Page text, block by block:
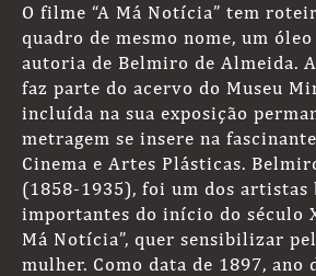
O filme “A Má Notícia” tem
quadro de mesmo nome, um
autoria de Belmiro de Almeida.
faz parte do acervo do Museu
incluída na sua exposição
metragem se insere na
Cinema e Artes Plásticas.
(1858-1935), foi um dos
importantes do início do século
Má Notícia”, quer sensibilizar
mulher. Como data de 1897, ano